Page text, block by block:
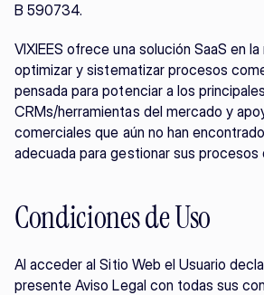
B 590734.
VIXIEES ofrece una solución SaaS en
optimizar y sistematizar procesos
pensada para potenciar a los principales
CRMs/herramientas del mercado y
comerciales que aún no han
adecuada para gestionar sus procesos
Condiciones de Uso
Al acceder al Sitio Web el Usuario
presente Aviso Legal con todas sus